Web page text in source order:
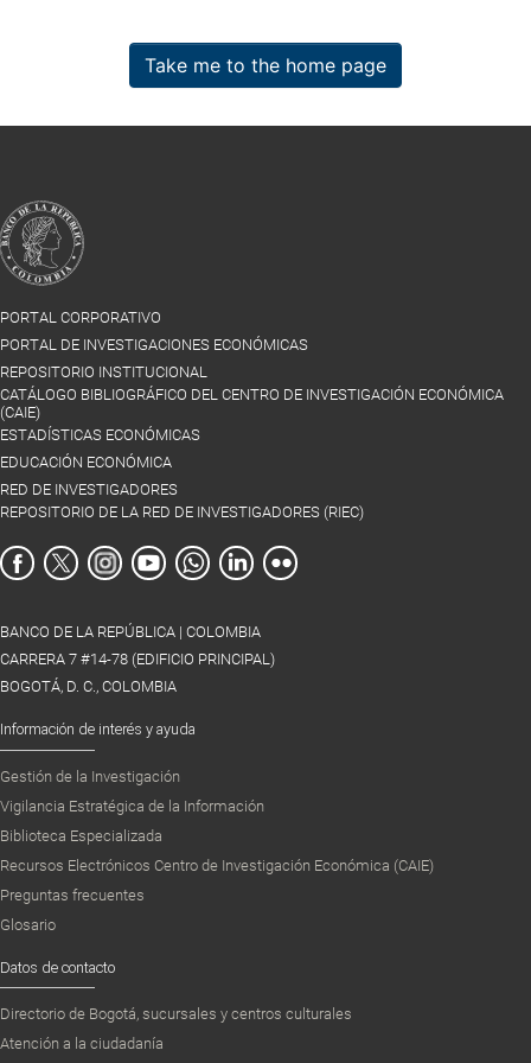
Take me to the home page
PORTAL CORPORATIVO
PORTAL DE INVESTIGACIONES ECONÓMICAS
REPOSITORIO INSTITUCIONAL
CATÁLOGO BIBLIOGRÁFICO DEL CENTRO DE INVESTIGACIÓN ECONÓMICA
(CAIE)
ESTADÍSTICAS ECONÓMICAS
EDUCACIÓN ECONÓMICA
RED DE INVESTIGADORES
REPOSITORIO DE LA RED DE INVESTIGADORES (RIEC)
BANCO DE LA REPÚBLICA | COLOMBIA
CARRERA 7 #14-78 (EDIFICIO PRINCIPAL)
BOGOTÁ, D. C., COLOMBIA
Información de interés y ayuda
Gestión de la Investigación
Vigilancia Estratégica de la Información
Biblioteca Especializada
Recursos Electrónicos Centro de Investigación Económica (CAIE)
Preguntas frecuentes
Glosario
Datos de contacto
Directorio de Bogotá, sucursales y centros culturales
Atención a la ciudadanía